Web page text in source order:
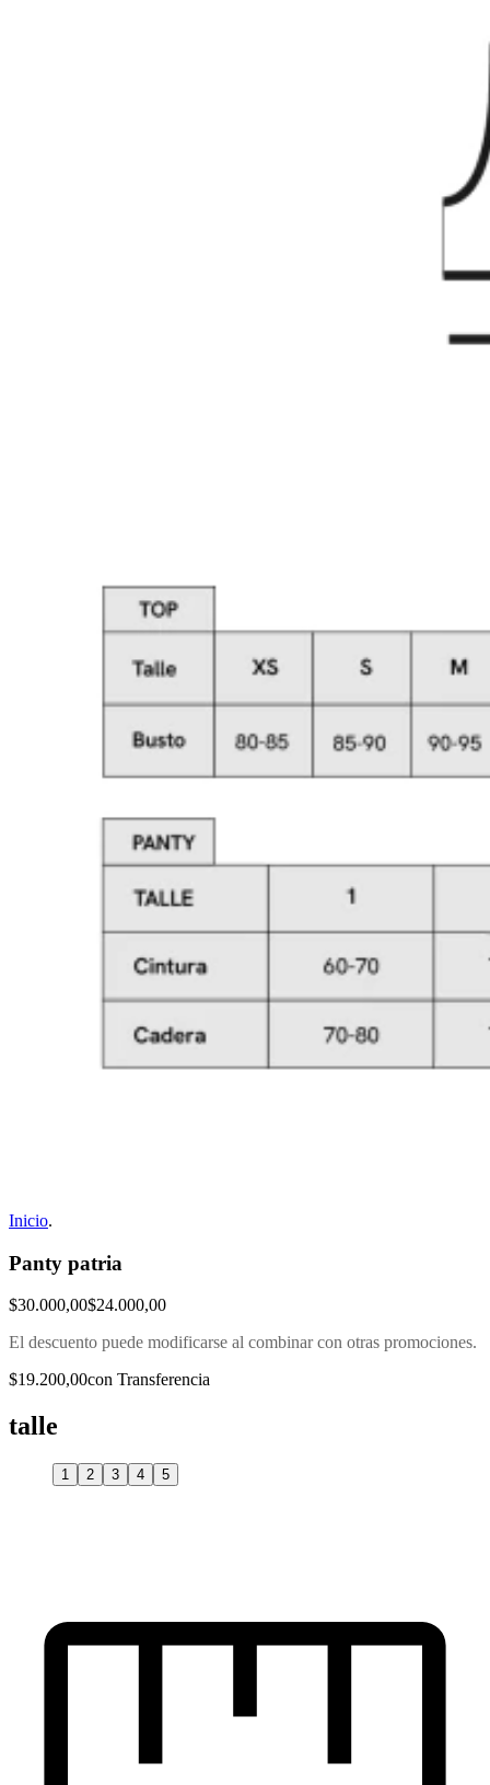
Inicio.
Panty patria
$30.000,00$24.000,00
El descuento puede modificarse al combinar con otras promociones.
$19.200,00con Transferencia
talle
1 2 3 4 5